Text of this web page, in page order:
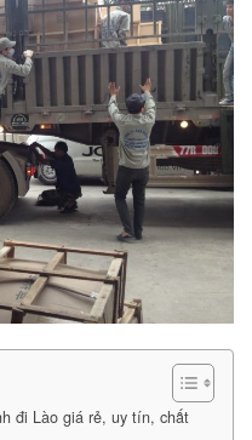
đi Lào giá rẻ, uy tín, chất